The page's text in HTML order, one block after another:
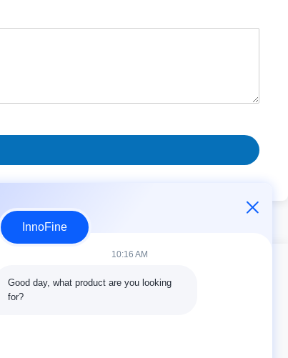
InnoFine
10:16 AM
Good day, what product are you looking
for?